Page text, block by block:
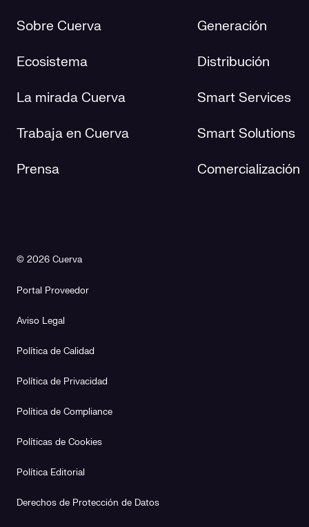
Sobre Cuerva
Ecosistema
La mirada Cuerva
Trabaja en Cuerva
Prensa
Generación
Distribución
Smart Services
Smart Solutions
Comercialización
© 2026 Cuerva
Portal Proveedor
Aviso Legal
Política de Calidad
Política de Privacidad
Política de Compliance
Políticas de Cookies
Política Editorial
Derechos de Protección de Datos